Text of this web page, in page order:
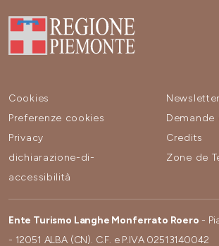
Cookies
Preferenze cookies
Privacy
dichiarazione-di-
accessibilità
Newsletter
Demande
Credits
Zone de
Ente Turismo Langhe Monferrato Roero -
- 12051 ALBA (CN). C.F. e P.IVA 02513140042